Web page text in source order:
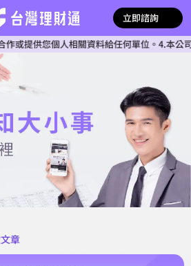
立即諮詢
人相關資料給任何單位。4.本公司確認核
章